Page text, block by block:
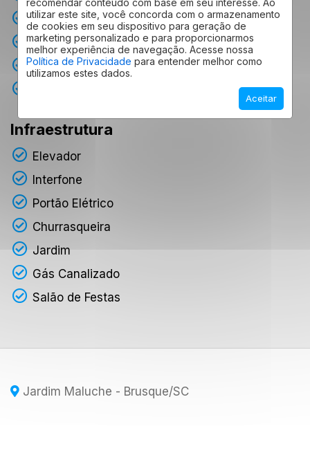
recomendar conteúdo com base em seu interesse. Ao
utilizar este site, você concorda com o armazenamento
de cookies em seu dispositivo para geração de
marketing personalizado e para proporcionarmos
melhor experiência de navegação. Acesse nossa
Política de Privacidade para entender melhor como
utilizamos estes dados.
Aceitar
Closet
Despensa
Gramado
Infraestrutura
Elevador
Interfone
Portão Elétrico
Churrasqueira
Jardim
Gás Canalizado
Salão de Festas
Jardim Maluche - Brusque/SC